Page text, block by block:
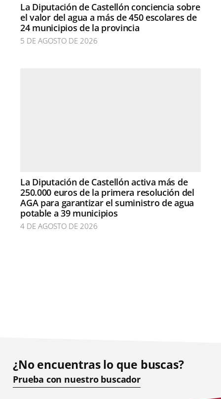
La Diputación de Castellón conciencia sobre
el valor del agua a más de 450 escolares de
24 municipios de la provincia
5 DE AGOSTO DE 2026
La Diputación de Castellón activa más de
250.000 euros de la primera resolución del
AGA para garantizar el suministro de agua
potable a 39 municipios
4 DE AGOSTO DE 2026
¿No encuentras lo que buscas?
Prueba con nuestro buscador